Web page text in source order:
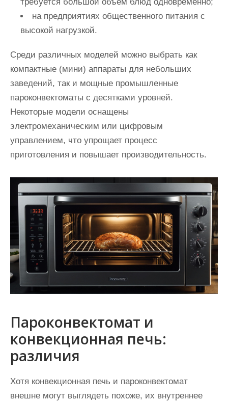
на предприятиях общественного питания с
высокой нагрузкой.
Среди различных моделей можно выбрать как
компактные (мини) аппараты для небольших
заведений, так и мощные промышленные
пароконвектоматы с десятками уровней.
Некоторые модели оснащены
электромеханическим или цифровым
управлением, что упрощает процесс
приготовления и повышает производительность.
Пароконвектомат и
конвекционная печь:
различия
Хотя конвекционная печь и пароконвектомат
внешне могут выглядеть похоже, их внутреннее